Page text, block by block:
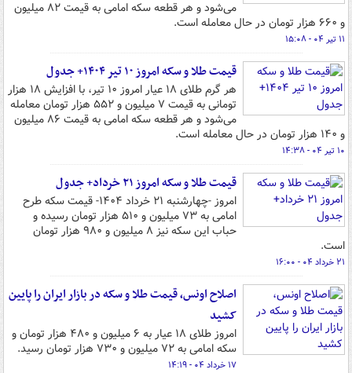
می‌شود و هر قطعه سکه امامی به قیمت ۸۲ میلیون
و ۶۶۰ هزار تومان در حال معامله است.
۱۱ تیر ۰۴ - ۱۵:۰۸
قیمت‌ طلا و سکه امروز ۱۰ تیر ۱۴۰۴+ جدول
هر گرم طلای ۱۸ عیار امروز ۱۰ تیر، با افزایش ۱۸ هزار
تومانی به قیمت ۷ میلیون و ۵۵۲ هزار تومان معامله
می‌شود و هر قطعه سکه امامی به قیمت ۸۶ میلیون
و ۱۴۰ هزار تومان در حال معامله است.
۱۰ تیر ۰۴ - ۱۴:۳۸
قیمت طلا و سکه امروز ۲۱ خرداد+ جدول
امروز -چهارشنبه ۲۱ خرداد ۱۴۰۴- قیمت سکه طرح
امامی به ۷۳ میلیون و ۵۱۰ هزار تومان رسیده و
حباب این سکه نیز ۸ میلیون و ۹۸۰ هزار تومان
است.
۲۱ خرداد ۰۴ - ۱۶:۰۰
اصلاح اونس، قیمت طلا و سکه در بازار ایران را پایین
کشید
امروز طلای ۱۸ عیار به ۶ میلیون و ۴۸۰ هزار تومان و
سکه امامی به ۷۲ میلیون و ۷۳۰ هزار تومان رسید.
۱۷ خرداد ۰۴ - ۱۴:۱۹